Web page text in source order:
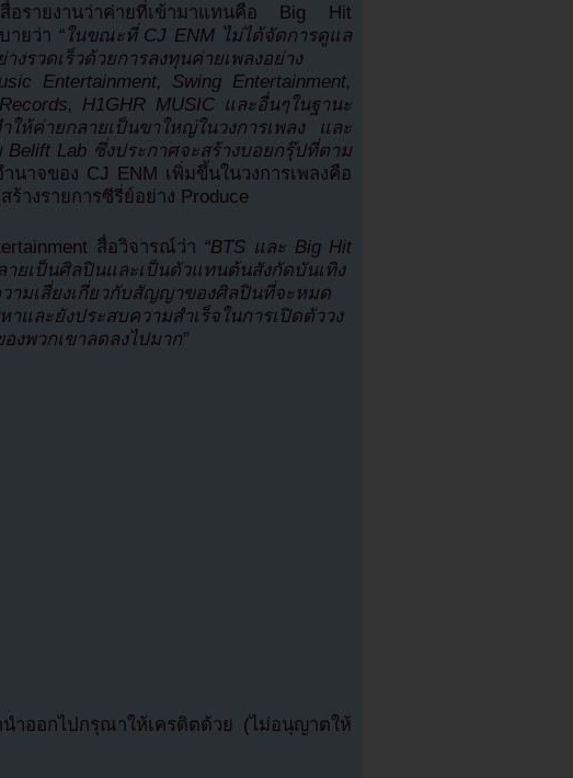
ายงานว่าค่ายที่เข้ามาแทนคือ Big Hit
ายว่า “ในขณะที่ CJ ENM ไม่ได้จัดการดูแล
รวดเร็วด้วยการลงทุนค่ายเพลงอย่าง
Entertainment, Swing Entertainment,
H1GHR MUSIC และอื่นๆในฐานะ
ค่ายกลายเป็นขาใหญ่ในวงการเพลง และ
Lab ซึ่งประกาศจะสร้างบอยกรุ๊ปที่ตาม
นาจของ CJ ENM เพิ่มขึ้นในวงการเพลงคือ
ร้างรายการซีรี่ย์อย่าง Produce
สื่อวิจารณ์ว่า “BTS และ Big Hit
ยเป็นศิลปินและเป็นตัวแทนต้นสังกัดบันเทิง
ามเสี่ยงเกี่ยวกับสัญญาของศิลปินที่จะหมด
ละยังประสบความสำเร็จในการเปิดตัววง
งพวกเขาลดลงไปมาก”
ำออกไปกรุณาให้เครดิตด้วย (ไม่อนุญาตให้